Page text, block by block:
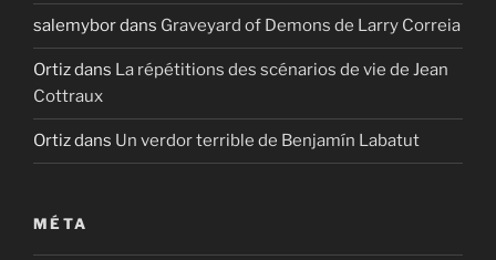
salemybordans Graveyard of Demons de Larry Correia
Ortizdans La répétitions des scénarios de vie de Jean
Cottraux
Ortizdans Un verdor terrible de Benjamín Labatut
MÉTA